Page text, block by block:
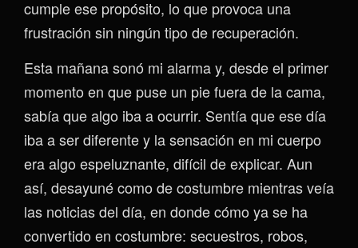
cumple ese propósito, lo que provoca una
frustración sin ningún tipo de recuperación.
Esta mañana sonó mi alarma y, desde el primer
momento en que puse un pie fuera de la cama,
sabía que algo iba a ocurrir. Sentía que ese día
iba a ser diferente y la sensación en mi cuerpo
era algo espeluznante, difícil de explicar. Aun
así, desayuné como de costumbre mientras veía
las noticias del día, en donde cómo ya se ha
convertido en costumbre: secuestros, robos,